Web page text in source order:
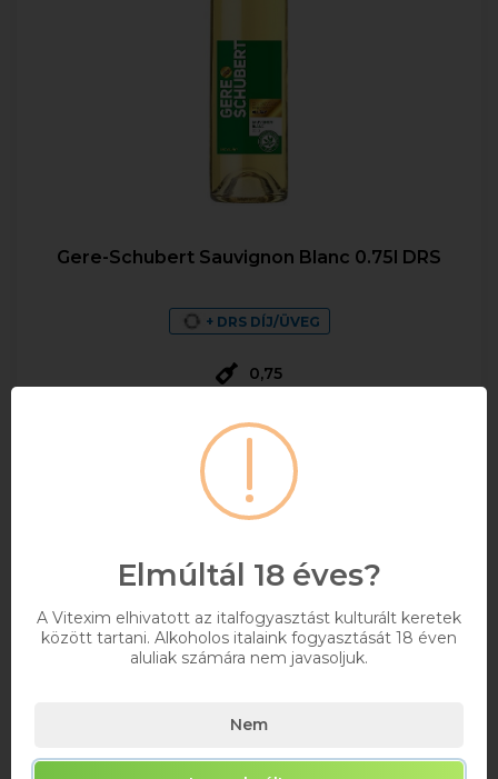
Gere-Schubert Sauvignon Blanc 0.75l DRS
+ DRS DÍJ/ÜVEG
0,75
1 510 Ft
Elmúltál 18 éves?
A Vitexim elhivatott az italfogyasztást kulturált keretek
között tartani. Alkoholos italaink fogyasztását 18 éven
aluliak számára nem javasoljuk.
Nem